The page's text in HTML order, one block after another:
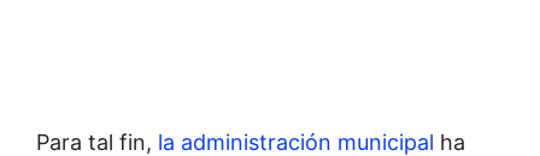
Para tal fin, la administración municipal ha